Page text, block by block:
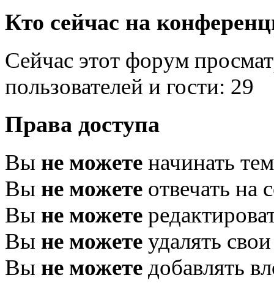
Кто сейчас на
Сейчас этот форум
пользователей и гости: 29
Права доступа
Вы не можете начинать
Вы не можете отвечать на
Вы не можете
Вы не можете удалять
Вы не можете добавлять